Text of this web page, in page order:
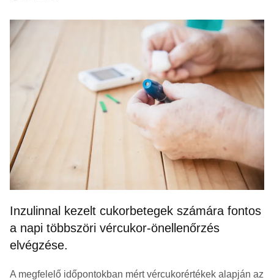
Inzulinnal kezelt cukorbetegek számára fontos
a napi többszöri vércukor-önellenőrzés
elvégzése.
A megfelelő időpontokban mért vércukorértékek alapján az